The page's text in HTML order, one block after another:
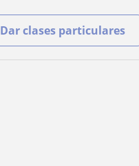
Dar clases particulares